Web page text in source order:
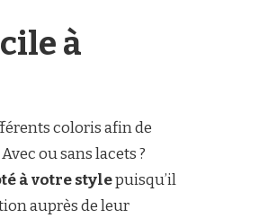
à
coloris afin de
ou sans lacets ?
à votre stylepuisqu’il
auprès de leur